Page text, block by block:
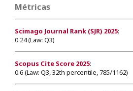
Métricas
Scimago Journal Rank (SJR) 2025:
0.24 (Law: Q3)
Scopus Cite Score 2025:
0.6 (Law: Q3, 32th percentile, 785/1162)